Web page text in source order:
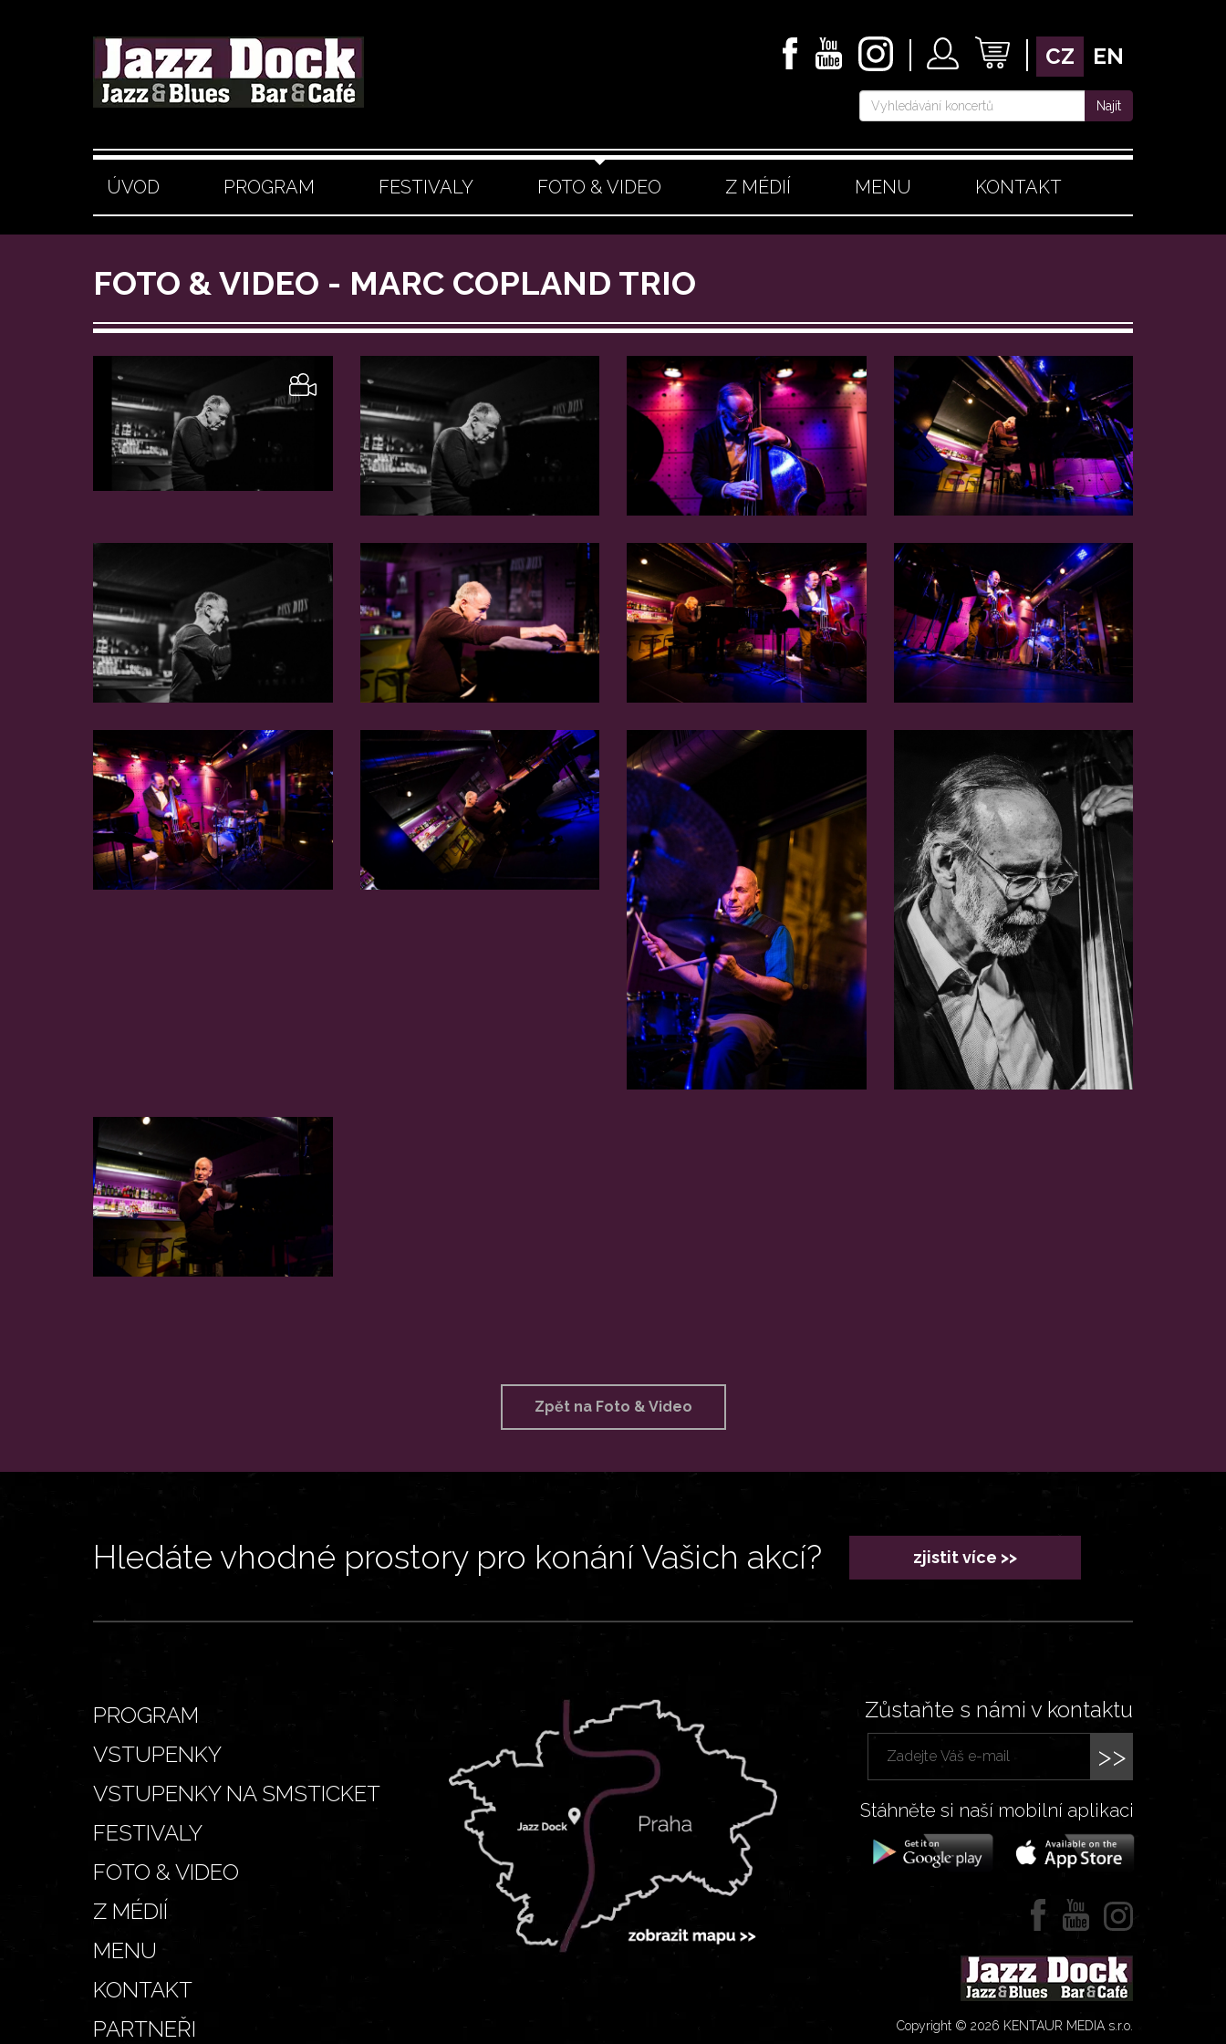
CZ EN
Najít
ÚVOD PROGRAM FESTIVALY FOTO & VIDEO Z MÉDIÍ MENU KONTAKT
FOTO & VIDEO - MARC COPLAND TRIO
Zpět na Foto & Video
Hledáte vhodné prostory pro konání Vašich akcí? zjistit více >>
PROGRAM
VSTUPENKY
VSTUPENKY NA SMSTICKET
FESTIVALY
FOTO & VIDEO
Z MÉDIÍ
MENU
KONTAKT
PARTNEŘI
Zůstaňte s námi v kontaktu
>>
Stáhněte si naší mobilní aplikaci
Copyright © 2026 KENTAUR MEDIA s.r.o.